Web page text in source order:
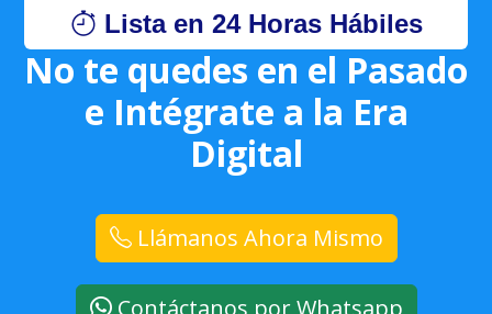
Lista en 24 Horas Hábiles
No te quedes en el Pasado
e Intégrate a la Era
Digital
Llámanos Ahora Mismo
Contáctanos por Whatsapp